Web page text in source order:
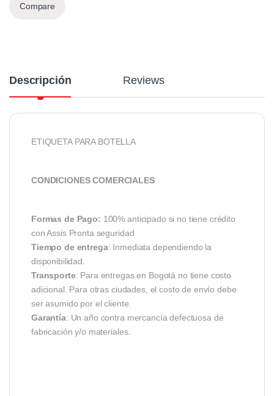
Compare
Descripción Reviews
ETIQUETA PARA BOTELLA
CONDICIONES COMERCIALES
Formas de Pago: 100% anticipado si no tiene crédito
con Assis Pronta seguridad
Tiempo de entrega: Inmediata dependiendo la
disponibilidad.
Transporte: Para entregas en Bogotá no tiene costo
adicional. Para otras ciudades, el costo de envío debe
ser asumido por el cliente.
Garantía: Un año contra mercancía defectuosa de
fabricación y/o materiales.